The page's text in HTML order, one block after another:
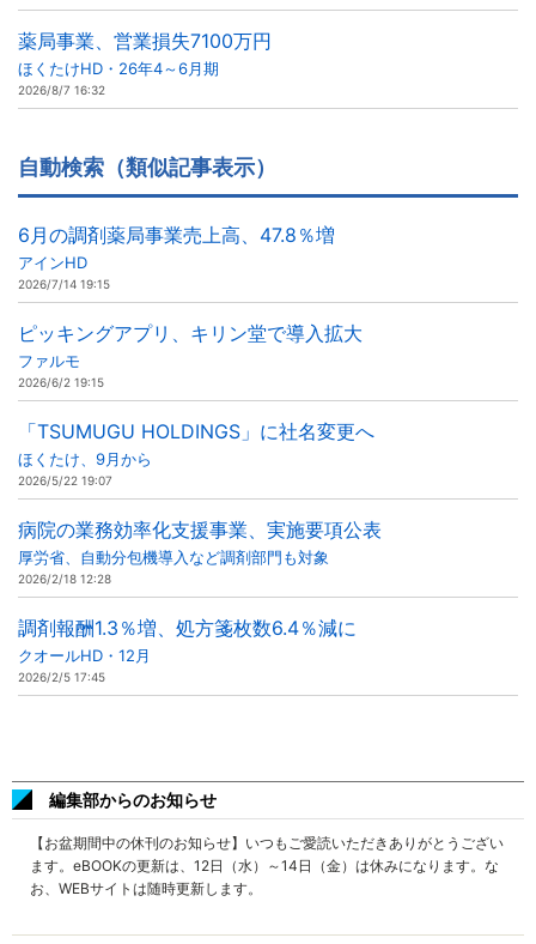
薬局事業、営業損失7100万円
ほくたけHD・26年4～6月期
2026/8/7 16:32
自動検索（類似記事表示）
6月の調剤薬局事業売上高、47.8％増
アインHD
2026/7/14 19:15
ピッキングアプリ、キリン堂で導入拡大
ファルモ
2026/6/2 19:15
「TSUMUGU HOLDINGS」に社名変更へ
ほくたけ、9月から
2026/5/22 19:07
病院の業務効率化支援事業、実施要項公表
厚労省、自動分包機導入など調剤部門も対象
2026/2/18 12:28
調剤報酬1.3％増、処方箋枚数6.4％減に
クオールHD・12月
2026/2/5 17:45
編集部からのお知らせ
【お盆期間中の休刊のお知らせ】いつもご愛読いただきありがとうござい
ます。eBOOKの更新は、12日（水）～14日（金）は休みになります。な
お、WEBサイトは随時更新します。